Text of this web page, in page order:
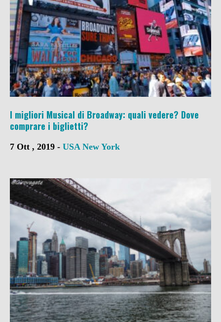
I migliori Musical di Broadway: quali vedere? Dove
comprare i biglietti?
7 Ott , 2019 - USA New York